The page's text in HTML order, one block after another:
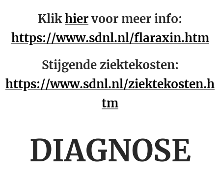
Klikhiervoor meer info:
https://www.sdnl.nl/flaraxin.htm
Stijgende ziektekosten:
https://www.sdnl.nl/ziektekosten.h
tm
DIAGNOSE